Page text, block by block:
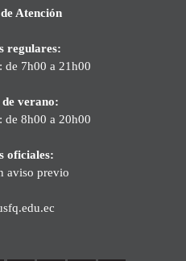
Atención
regulares:
de 7h00 a 21h00
verano:
de 8h00 a 20h00
oficiales:
aviso previo